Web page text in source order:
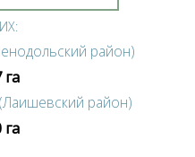
район)
га
район)
га